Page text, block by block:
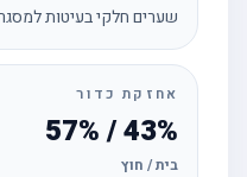
שערים חלקי בעיטות למסגרת
אחזקת כדור
43% / 57%
בית / חוץ